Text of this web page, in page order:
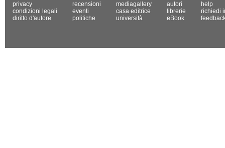
privacy
condizioni legali
diritto d'autore
recensioni
eventi
politiche
mediagallery
casa editrice
università
autori
librerie
eBook
help
richiedi